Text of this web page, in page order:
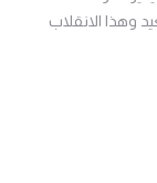
وهذا الانقلاب